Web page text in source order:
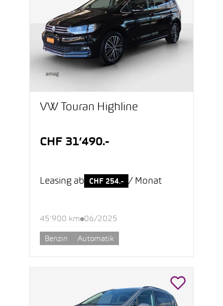
VW Touran Highline
CHF 31’490.-
Leasing ab CHF 254.- / Monat
45’900 km 06/2025
Benzin Automatik